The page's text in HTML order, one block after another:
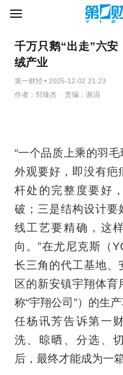
千万只鹅“出走”六安
绒产业
第一财经 • 2025-12-02 21:23
作者：邹臻杰 责编：谢涓
“一个品质上乘的羽
外观要好，即没有疤
杆处的完整度要好
破；三是结构设计要
线工艺要精确，这
向。”在尤尼克斯（
长三角的代工基地、
区的新安镇宇翔体育
称“宇翔公司”）的生
任杨讯芳告诉第一
洗、晾晒、分选、
后，最终才能成为一箱